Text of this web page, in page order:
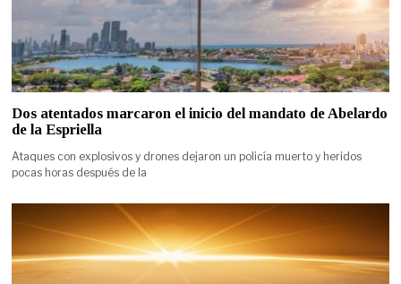
Dos atentados marcaron el inicio del mandato de Abelardo
de la Espriella
Ataques con explosivos y drones dejaron un policía muerto y heridos
pocas horas después de la